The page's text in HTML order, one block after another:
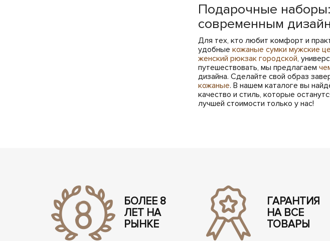
Подарочные
современным
Для тех, кто любит комфорт и
удобные кожаные сумки мужские
женский рюкзак городской,
путешествовать, мы предлагаем
дизайна. Сделайте свой образ
кожаные. В нашем каталоге вы
качество и стиль, которые
лучшей стоимости только у нас!
БОЛЕЕ 8
ЛЕТ НА
РЫНКЕ
ГАРАНТИЯ
НА ВСЕ
ТОВАРЫ